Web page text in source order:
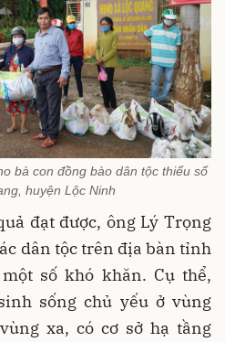
bà con đồng bào dân tộc thiểu số
huyện Lộc Ninh
đạt được, ông Lý Trọng
dân tộc trên địa bàn tỉnh
số khó khăn. Cụ thể,
sống chủ yếu ở vùng
xa, có cơ sở hạ tầng